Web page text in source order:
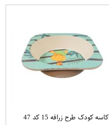
کاسه کودک طرح زرافه 15 کد 47